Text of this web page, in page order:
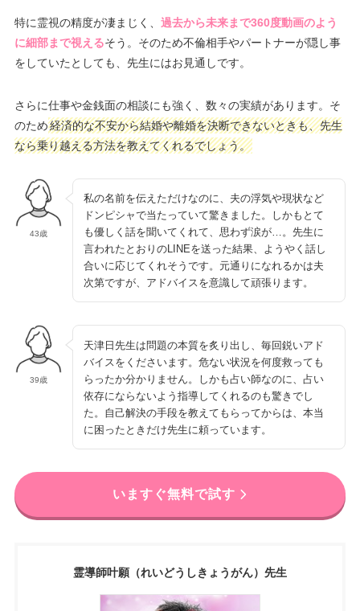
特に霊視の精度が凄まじく、 過去から未来まで360度動画のよう
に細部まで視えるそう。そのため不倫相手やパートナーが隠し事
をしていたとしても、先生にはお見通しです。
さらに仕事や金銭面の相談にも強く、数々の実績があります。そ
のため経済的な不安から結婚や離婚を決断できないときも、先生
なら乗り越える方法を教えてくれるでしょう。
43歳
私の名前を伝えただけなのに、夫の浮気や現状など
ドンピシャで当たっていて驚きました。しかもとて
も優しく話を聞いてくれて、思わず涙が…。先生に
言われたとおりのLINEを送った結果、ようやく話し
合いに応じてくれそうです。元通りになれるかは夫
次第ですが、アドバイスを意識して頑張ります。
39歳
天津日先生は問題の本質を炙り出し、毎回鋭いアド
バイスをくださいます。危ない状況を何度救っても
らったか分かりません。しかも占い師なのに、占い
依存にならないよう指導してくれるのも驚きでし
た。自己解決の手段を教えてもらってからは、本当
に困ったときだけ先生に頼っています。
いますぐ無料で試す
霊導師叶願（れいどうしきょうがん）先生